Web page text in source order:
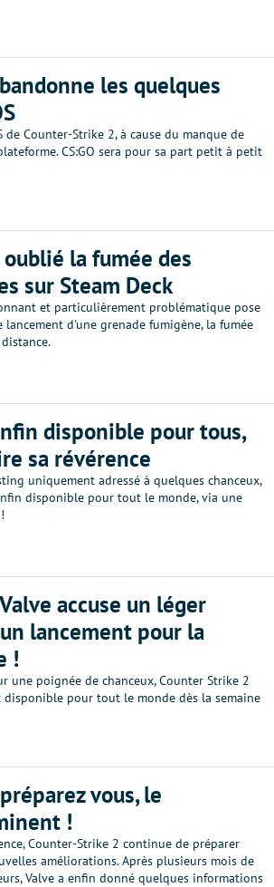
les quelques
de Counter-Strike 2, à cause du manque de
CS:GO sera pour sa part petit à petit
la fumée des
sur Steam Deck
et particulièrement problématique pose
lancement d'une grenade fumigène, la fumée
disponible pour tous,
sa révérence
uniquement adressé à quelques chanceux,
disponible pour tout le monde, via une
accuse un léger
lancement pour la
!
une poignée de chanceux, Counter Strike 2
pour tout le monde dès la semaine
vous, le
!
Counter-Strike 2 continue de préparer
améliorations. Après plusieurs mois de
Valve a enfin donné quelques informations